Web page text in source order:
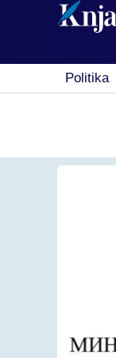
Politika
Rok